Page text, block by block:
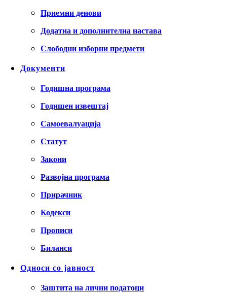
Приемни денови
Додатна и дополнителна настава
Слободни изборни предмети
Документи
Годишна програма
Годишен извештај
Самоевалуација
Статут
Закони
Развојна програма
Прирачник
Кодекси
Прописи
Биланси
Односи со јавност
Заштита на лични податоци